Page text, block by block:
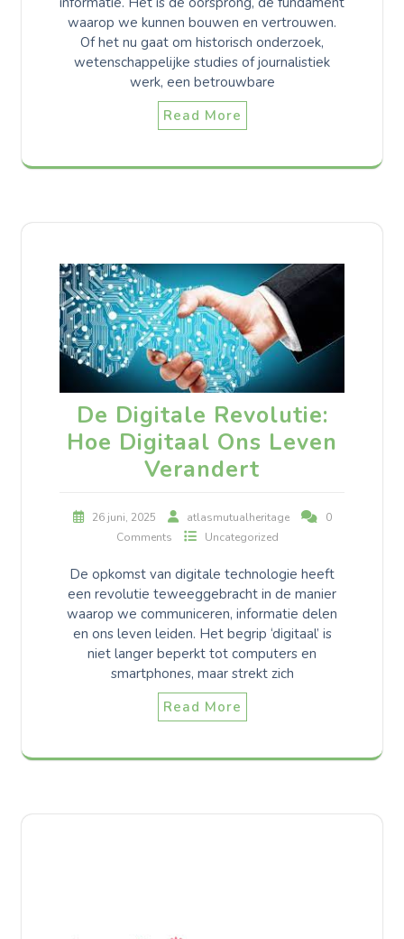
waarop we kunnen bouwen en vertrouwen.
Of het nu gaat om historisch onderzoek,
wetenschappelijke studies of journalistiek
werk, een betrouwbare
Read More
De Digitale Revolutie:
Hoe Digitaal Ons Leven
Verandert
26 juni, 2025 atlasmutualheritage
0
Comments
Uncategorized
De opkomst van digitale technologie heeft
een revolutie teweeggebracht in de manier
waarop we communiceren, informatie delen
en ons leven leiden. Het begrip ‘digitaal’ is
niet langer beperkt tot computers en
smartphones, maar strekt zich
Read More